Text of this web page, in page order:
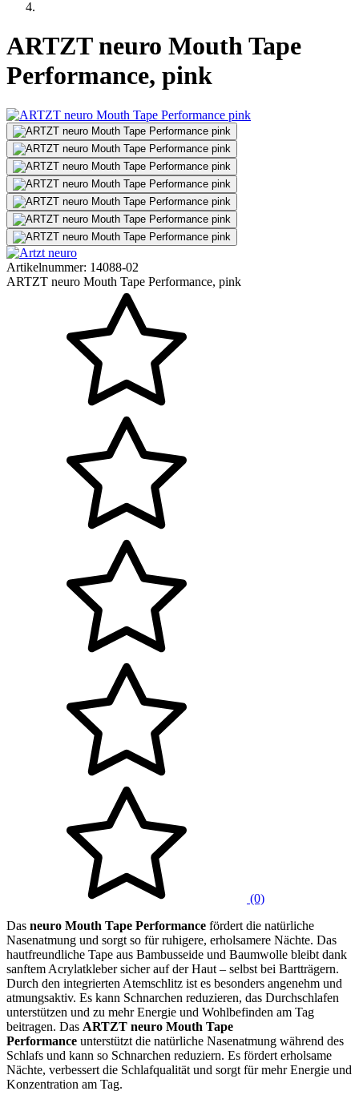
ARTZT neuro Mouth Tape
Performance, pink
Artikelnummer: 14088-02
ARTZT neuro Mouth Tape Performance, pink
(0)
Das neuro Mouth Tape Performance fördert die natürliche
Nasenatmung und sorgt so für ruhigere, erholsamere Nächte. Das
hautfreundliche Tape aus Bambusseide und Baumwolle bleibt dank
sanftem Acrylatkleber sicher auf der Haut – selbst bei Bartträgern.
Durch den integrierten Atemschlitz ist es besonders angenehm und
atmungsaktiv. Es kann Schnarchen reduzieren, das Durchschlafen
unterstützen und zu mehr Energie und Wohlbefinden am Tag
beitragen. Das ARTZT neuro Mouth Tape
Performance unterstützt die natürliche Nasenatmung während des
Schlafs und kann so Schnarchen reduziern. Es fördert erholsame
Nächte, verbessert die Schlafqualität und sorgt für mehr Energie und
Konzentration am Tag.